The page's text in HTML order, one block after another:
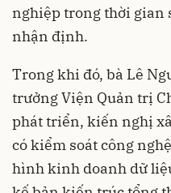
nghiệp trong thời gian
nhận định.
Trong khi đó, bà Lê
trưởng Viện Quản trị
phát triển, kiến nghị
có kiểm soát công
hình kinh doanh dữ